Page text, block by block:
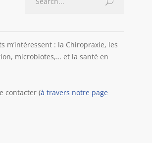
: la Chiropraxie, les
microbiotes,… et la santé en
contacter (à travers notre page